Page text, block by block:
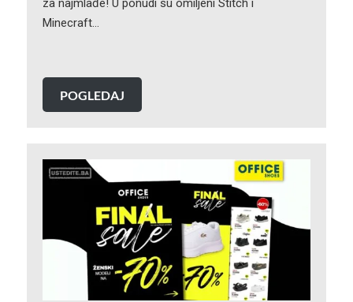
za najmlađe! U ponudi su omiljeni Stitch i
Minecraft…
POGLEDAJ